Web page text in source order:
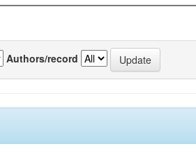
Authors/record